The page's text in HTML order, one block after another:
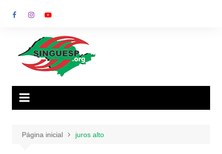
para
Página inicial juros alto